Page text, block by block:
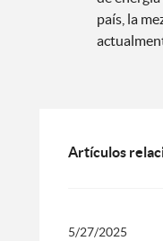
país, la
Artículos
5/27/2025